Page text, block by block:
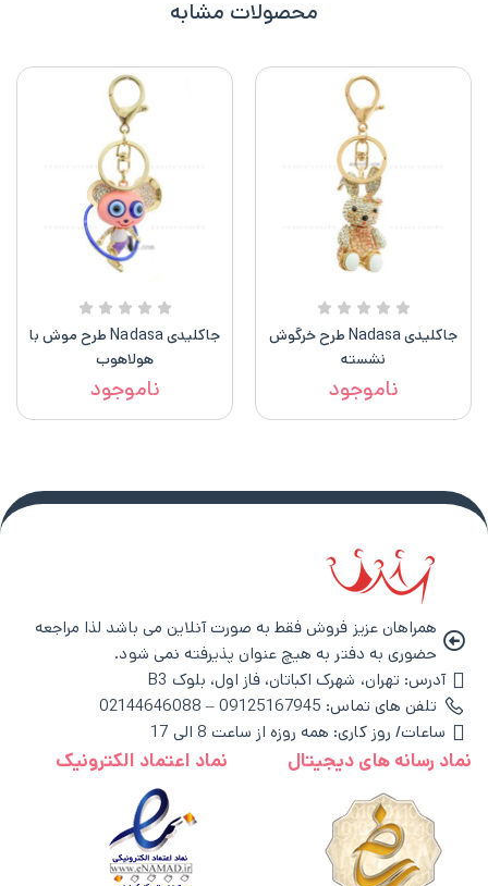
محصولات مشابه
جاکلیدی Nadasa طرح خرگوش
نشسته
ناموجود
جاکلیدی Nadasa طرح موش با
هولاهوب
ناموجود
همراهان عزیز فروش فقط به صورت آنلاین می باشد لذا مراجعه
حضوری به دفتر به هیچ عنوان پذیرفته نمی شود.
آدرس: تهران، شهرک اکباتان، فاز اول، بلوک B3
تلفن های تماس: 09125167945 – 02144646088
ساعات/ روز کاری: همه روزه از ساعت 8 الی 17
نماد رسانه های دیجیتال نماد اعتماد الکترونیک